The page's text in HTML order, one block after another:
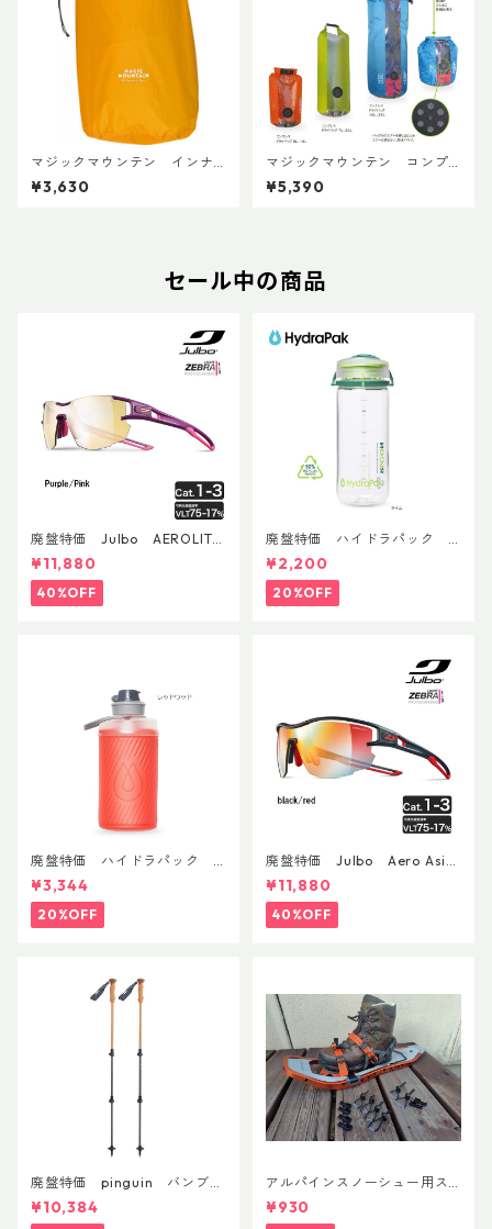
マジックマウンテン インナ
ーパック30
¥3,630
マジックマウンテン コンプ
レスドライバッグ 20L
¥5,390
セール中の商品
廃盤特価 Julbo AEROLITE
AsianFit
¥11,880
40%OFF
廃盤特価 ハイドラパック
リーコン ツイスト＆シップ 50
0ml
¥2,200
20%OFF
廃盤特価 ハイドラパック
フラックス 750ml
¥3,344
20%OFF
廃盤特価 Julbo Aero Asia
nFit
¥11,880
40%OFF
廃盤特価 pinguin バンブー
FLフォーム(ペア)
¥10,384
アルパインスノーシュー用ス
トラップキャッチ(ペア)
¥930